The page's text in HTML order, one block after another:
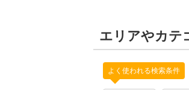
エリアやカテ
よく使われる検索条件